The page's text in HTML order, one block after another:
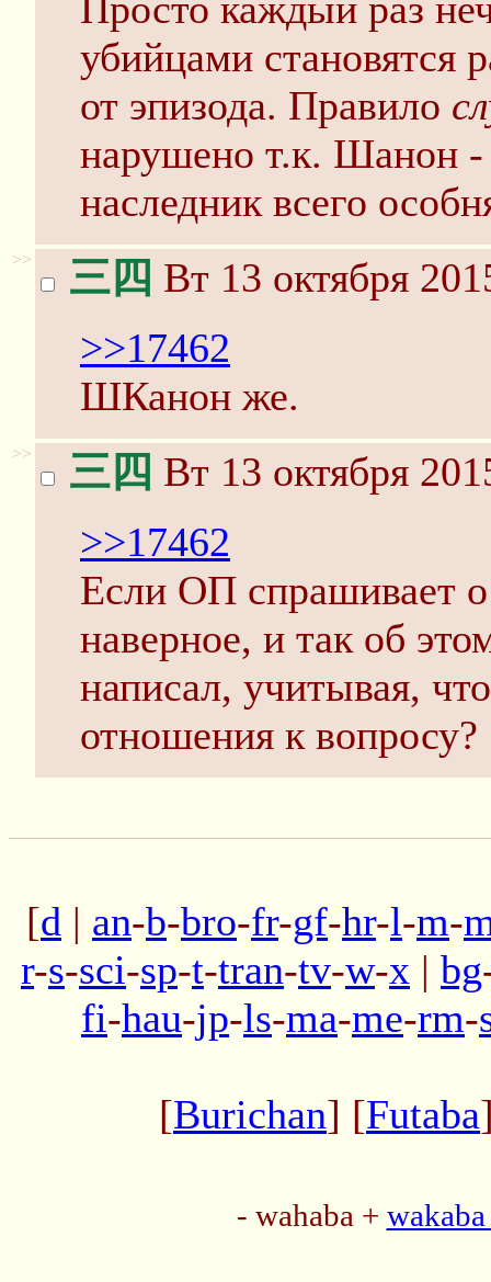
убийцами становятся
от эпизода. Правило
нарушено т.к. Шанон
наследник всего
>> 三四 Вт 13 октября
>>17462
ШКанон же.
>> 三四 Вт 13 октября
>>17462
Если ОП спрашивает
наверное, и так об
написал, учитывая,
отношения к вопросу?
[d | an-b-bro-fr-gf-hr-l-m-
r-s-sci-sp-t-tran-tv-w-x | bg
fi-hau-jp-ls-ma-me-rm-
[Burichan] [Futaba
- wahaba +